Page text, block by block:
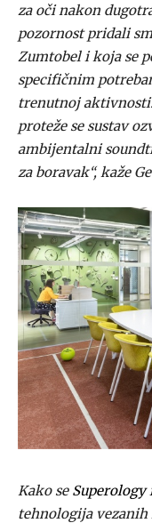
za oči nakon
pozornost pridali
Zumtobel i koja se
specifičnim
trenutnoj
proteže se sustav
ambijentalni
za boravak“, kaže
Kako se Superology
tehnologija vezanih